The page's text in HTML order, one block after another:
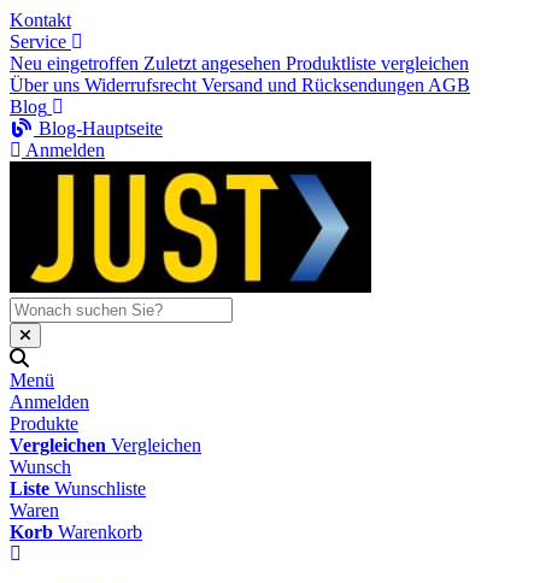
Kontakt
Service
Neu eingetroffen Zuletzt angesehen Produktliste vergleichen
Über uns Widerrufsrecht Versand und Rücksendungen AGB
Blog
Blog-Hauptseite
Anmelden
Menü
Anmelden
Produkte
Vergleichen Vergleichen
Wunsch
Liste Wunschliste
Waren
Korb Warenkorb